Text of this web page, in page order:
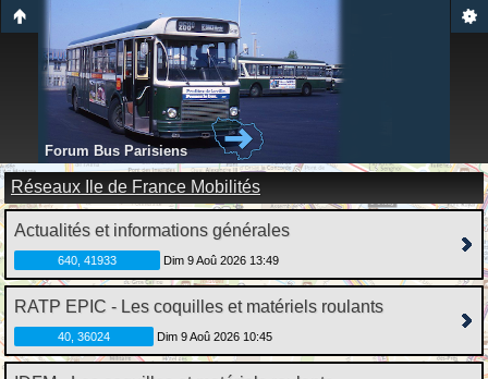
Forum Bus Parisiens
Réseaux Ile de France Mobilités
Actualités et informations générales
640, 41933 Dim 9 Aoû 2026 13:49
RATP EPIC - Les coquilles et matériels roulants
40, 36024 Dim 9 Aoû 2026 10:45